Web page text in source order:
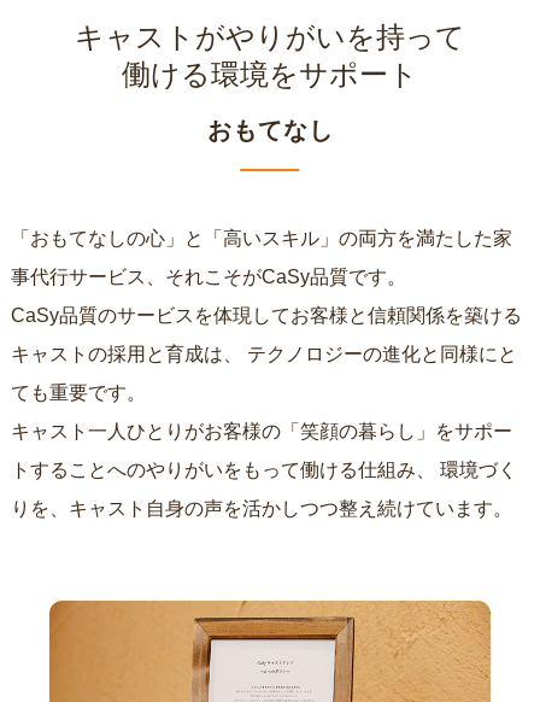
キャストがやりがいを持って
働ける環境をサポート
おもてなし
「おもてなしの心」と「高いスキル」の両方を満たした家
事代行サービス、それこそがCaSy品質です。
CaSy品質のサービスを体現してお客様と信頼関係を築ける
キャストの採用と育成は、
ても重要です。
キャスト一人ひとりがお客様の「笑顔の暮らし」をサポー
トすることへのやりがいをもって働ける仕組み、
りを、キャスト自身の声を活かしつつ整え続けています。